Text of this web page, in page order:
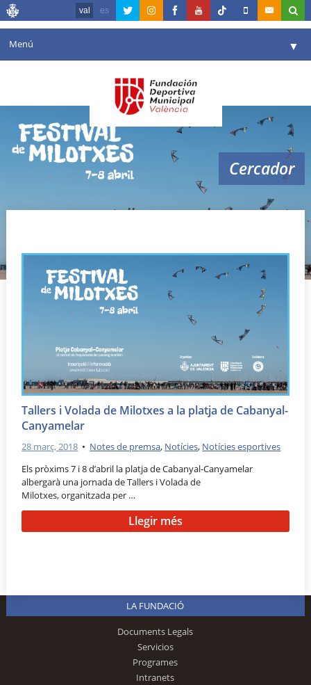
val es
Menú ▼
Agenda
Instal·lacions
▼
Cercador
talleres y vuelo de cometas
Tallers i Volada de Milotxes a la platja de Cabanyal-
Canyamelar
28 març, 2018 • Notes de premsa, Notícies, Notícies esportives
Els pròxims 7 i 8 d’abril la platja de Cabanyal-Canyamelar
albergarà una jornada de Tallers i Volada de
Milotxes, organitzada per …
Llegir més
LA FUNDACIÓ
Documents Legals
Servicios
Programes
Intranets